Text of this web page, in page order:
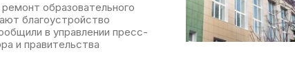
образовательного
благоустройство
в управлении пресс-
и правительства